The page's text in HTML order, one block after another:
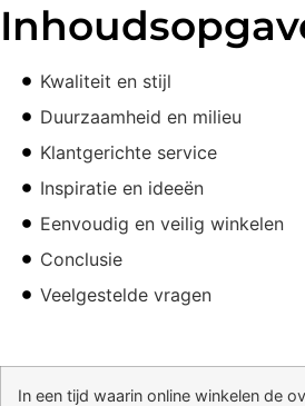
Kwaliteit en stijl
Duurzaamheid en milieu
Klantgerichte service
Inspiratie en ideeën
Eenvoudig en veilig winkelen
Conclusie
Veelgestelde vragen
In een tijd waarin online winkelen de